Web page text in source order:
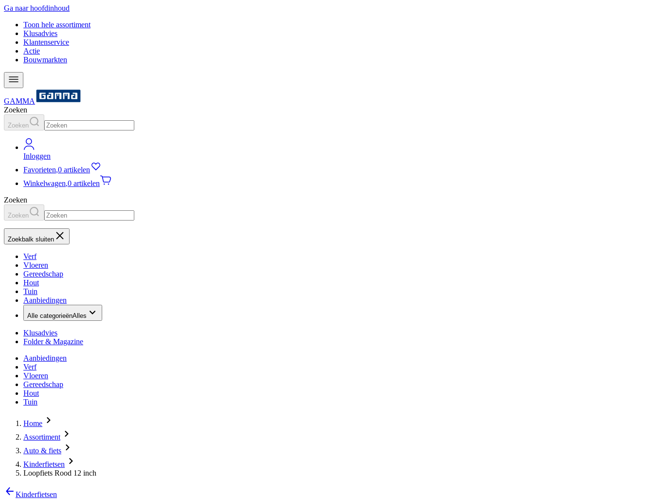
Ga naar hoofdinhoud
Toon hele assortiment
Klusadvies
Klantenservice
Actie
Bouwmarkten
GAMMA
Zoeken
Zoeken
Inloggen
Favorieten,0 artikelen
Winkelwagen,0 artikelen
Zoeken
Zoeken
Zoekbalk sluiten
Verf
Vloeren
Gereedschap
Hout
Tuin
Aanbiedingen
Alle categorieënAlles
Klusadvies
Folder & Magazine
Aanbiedingen
Verf
Vloeren
Gereedschap
Hout
Tuin
Home
Assortiment
Auto & fiets
Kinderfietsen
Loopfiets Rood 12 inch
Kinderfietsen